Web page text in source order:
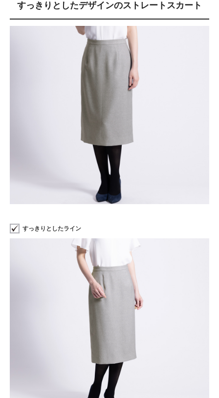
すっきりとしたデザインのストレートスカート
すっきりとしたライン